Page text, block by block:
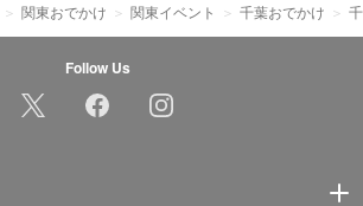
関東おでかけ 関東イベント 千葉おでかけ
Follow Us